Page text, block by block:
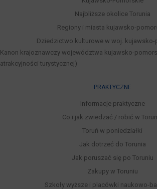
Najbliższe okolice Torunia
Regiony i miasta kujawsko-
Dziedzictwo kulturowe w woj.
Kanon krajoznawczy województwa kujawsko-
atrakcyjności turystycznej)
PRAKTYCZNE
Informacje praktyczne
Co i jak zwiedzać / robić w
Toruń w poniedziałki
Jak dotrzeć do Torunia
Jak poruszać się po Toruniu
Zakupy w Toruniu
Szkoły wyższe i placówki naukowo-